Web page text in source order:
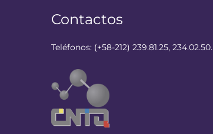
Contactos
Teléfonos: (+58-212) 239.81.25, 234.02.50.